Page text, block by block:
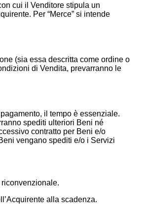
cui il Venditore stipula un
Per “Merce” si intende
(sia essa descritta come ordine o
di Vendita, prevarranno le
il tempo è essenziale.
spediti ulteriori Beni né
contratto per Beni e/o
vengano spediti e/o i Servizi
alla scadenza.